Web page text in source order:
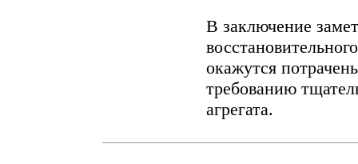
В заключение
окажутся
требованию
агрегата.